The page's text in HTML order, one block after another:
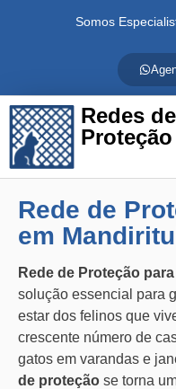
Somos
Redes de
Proteção
Rede de
em
Rede de Proteção
solução essencial para
estar dos felinos que
crescente número de
gatos em varandas e
de proteção se torna